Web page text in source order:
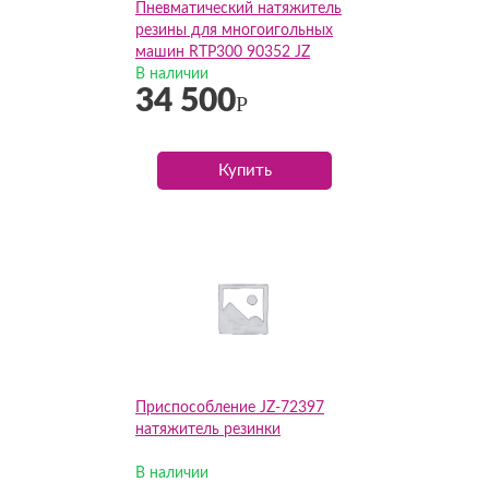
Пневматический натяжитель
резины для многоигольных
машин RTP300 90352 JZ
В наличии
34 500Р
Купить
Приспособление JZ-72397
натяжитель резинки
В наличии